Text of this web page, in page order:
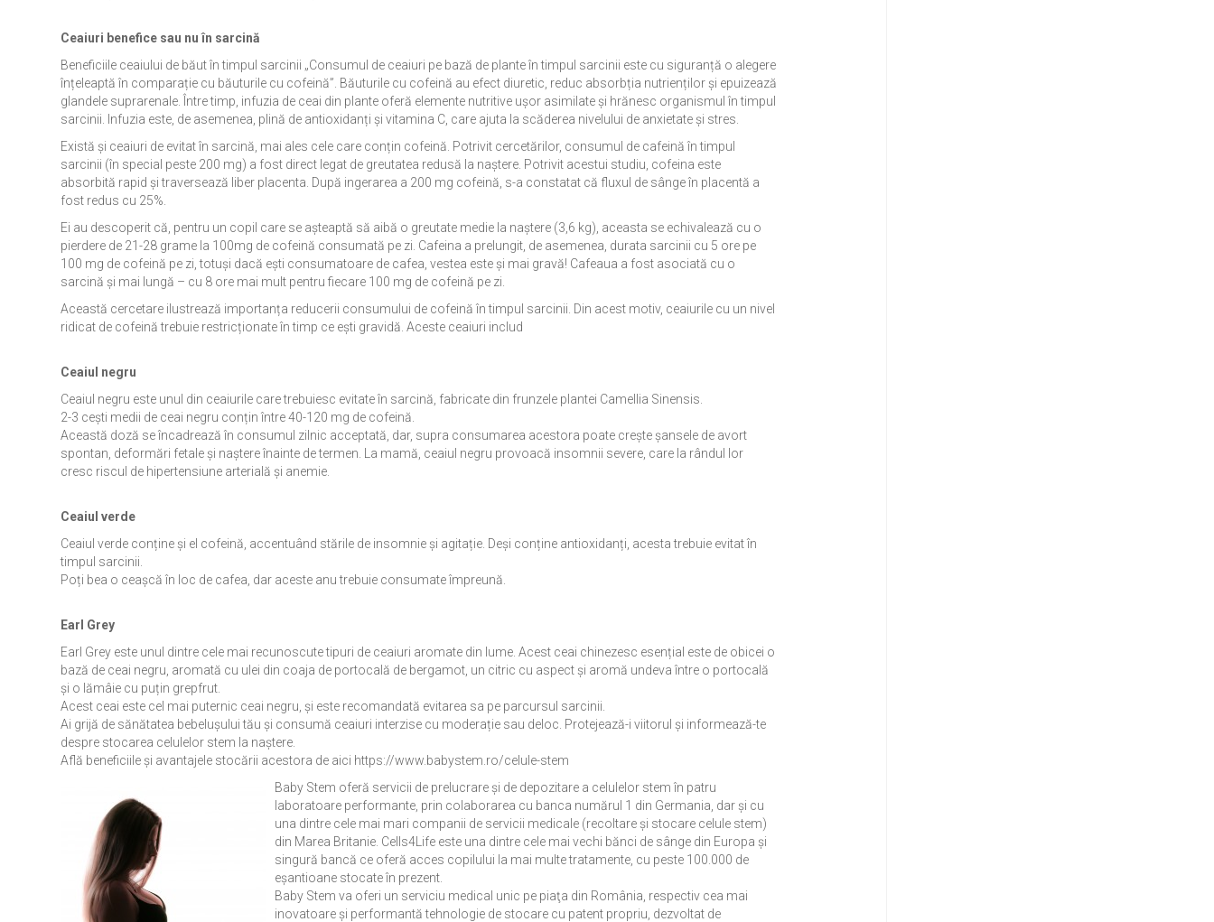
Ceaiuri benefice sau nu în sarcină
Beneficiile ceaiului de băut în timpul sarcinii „Consumul de ceaiuri pe bază de plante în timpul sarcinii este cu siguranță o alegere
înțeleaptă în comparație cu băuturile cu cofeină”. Băuturile cu cofeină au efect diuretic, reduc absorbția nutrienților și epuizează
glandele suprarenale. Între timp, infuzia de ceai din plante oferă elemente nutritive ușor asimilate și hrănesc organismul în timpul
sarcinii. Infuzia este, de asemenea, plină de antioxidanți și vitamina C, care ajuta la scăderea nivelului de anxietate și stres.
Există și ceaiuri de evitat în sarcină, mai ales cele care conțin cofeină. Potrivit cercetărilor, consumul de cafeină în timpul
sarcinii (în special peste 200 mg) a fost direct legat de greutatea redusă la naștere. Potrivit acestui studiu, cofeina este
absorbită rapid și traversează liber placenta. După ingerarea a 200 mg cofeină, s-a constatat că fluxul de sânge în placentă a
fost redus cu 25%.
Ei au descoperit că, pentru un copil care se așteaptă să aibă o greutate medie la naștere (3,6 kg), aceasta se echivalează cu o
pierdere de 21-28 grame la 100mg de cofeină consumată pe zi. Cafeina a prelungit, de asemenea, durata sarcinii cu 5 ore pe
100 mg de cofeină pe zi, totuși dacă ești consumatoare de cafea, vestea este și mai gravă! Cafeaua a fost asociată cu o
sarcină și mai lungă – cu 8 ore mai mult pentru fiecare 100 mg de cofeină pe zi.
Această cercetare ilustrează importanța reducerii consumului de cofeină în timpul sarcinii. Din acest motiv, ceaiurile cu un nivel
ridicat de cofeină trebuie restricționate în timp ce ești gravidă. Aceste ceaiuri includ
Ceaiul negru
Ceaiul negru este unul din ceaiurile care trebuiesc evitate în sarcină, fabricate din frunzele plantei Camellia Sinensis.
2-3 cești medii de ceai negru conțin între 40-120 mg de cofeină.
Această doză se încadrează în consumul zilnic acceptată, dar, supra consumarea acestora poate crește șansele de avort
spontan, deformări fetale și naștere înainte de termen. La mamă, ceaiul negru provoacă insomnii severe, care la rândul lor
cresc riscul de hipertensiune arterială și anemie.
Ceaiul verde
Ceaiul verde conține și el cofeină, accentuând stările de insomnie și agitație. Deși conține antioxidanți, acesta trebuie evitat în
timpul sarcinii.
Poți bea o ceașcă în loc de cafea, dar aceste anu trebuie consumate împreună.
Earl Grey
Earl Grey este unul dintre cele mai recunoscute tipuri de ceaiuri aromate din lume. Acest ceai chinezesc esențial este de obicei o
bază de ceai negru, aromată cu ulei din coaja de portocală de bergamot, un citric cu aspect și aromă undeva între o portocală
și o lămâie cu puțin grepfrut.
Acest ceai este cel mai puternic ceai negru, și este recomandată evitarea sa pe parcursul sarcinii.
Ai grijă de sănătatea bebelușului tău și consumă ceaiuri interzise cu moderație sau deloc. Protejează-i viitorul și informează-te
despre stocarea celulelor stem la naștere.
Află beneficiile și avantajele stocării acestora de aici https://www.babystem.ro/celule-stem
Baby Stem oferă servicii de prelucrare și de depozitare a celulelor stem în patru
laboratoare performante, prin colaborarea cu banca numărul 1 din Germania, dar și cu
una dintre cele mai mari companii de servicii medicale (recoltare şi stocare celule stem)
din Marea Britanie. Cells4Life este una dintre cele mai vechi bănci de sânge din Europa şi
singură bancă ce oferă acces copilului la mai multe tratamente, cu peste 100.000 de
eşantioane stocate în prezent.
Baby Stem va oferi un serviciu medical unic pe piaţa din România, respectiv cea mai
inovatoare şi performantă tehnologie de stocare cu patent propriu, dezvoltat de